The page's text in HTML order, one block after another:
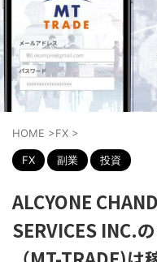
HOME >FX >
FX 副業 投資
ALCYONE
SERVICES INC.